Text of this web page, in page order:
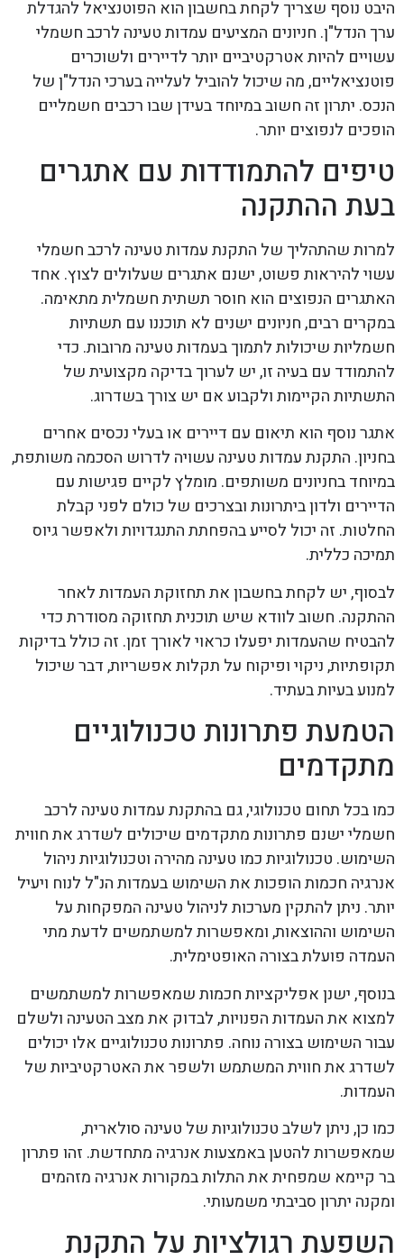
היבט נוסף שצריך לקחת בחשבון הוא הפוטנציאל להגדלת
ערך הנדל"ן. חניונים המציעים עמדות טעינה לרכב חשמלי
עשויים להיות אטרקטיביים יותר לדיירים ולשוכרים
פוטנציאליים, מה שיכול להוביל לעלייה בערכי הנדל"ן של
הנכס. יתרון זה חשוב במיוחד בעידן שבו רכבים חשמליים
הופכים לנפוצים יותר.
טיפים להתמודדות עם אתגרים
בעת ההתקנה
למרות שהתהליך של התקנת עמדות טעינה לרכב חשמלי
עשוי להיראות פשוט, ישנם אתגרים שעלולים לצוץ. אחד
האתגרים הנפוצים הוא חוסר תשתית חשמלית מתאימה.
במקרים רבים, חניונים ישנים לא תוכננו עם תשתיות
חשמליות שיכולות לתמוך בעמדות טעינה מרובות. כדי
להתמודד עם בעיה זו, יש לערוך בדיקה מקצועית של
התשתיות הקיימות ולקבוע אם יש צורך בשדרוג.
אתגר נוסף הוא תיאום עם דיירים או בעלי נכסים אחרים
בחניון. התקנת עמדות טעינה עשויה לדרוש הסכמה משותפת,
במיוחד בחניונים משותפים. מומלץ לקיים פגישות עם
הדיירים ולדון ביתרונות ובצרכים של כולם לפני קבלת
החלטות. זה יכול לסייע בהפחתת התנגדויות ולאפשר גיוס
תמיכה כללית.
לבסוף, יש לקחת בחשבון את תחזוקת העמדות לאחר
ההתקנה. חשוב לוודא שיש תוכנית תחזוקה מסודרת כדי
להבטיח שהעמדות יפעלו כראוי לאורך זמן. זה כולל בדיקות
תקופתיות, ניקוי ופיקוח על תקלות אפשריות, דבר שיכול
למנוע בעיות בעתיד.
הטמעת פתרונות טכנולוגיים
מתקדמים
כמו בכל תחום טכנולוגי, גם בהתקנת עמדות טעינה לרכב
חשמלי ישנם פתרונות מתקדמים שיכולים לשדרג את חווית
השימוש. טכנולוגיות כמו טעינה מהירה וטכנולוגיות ניהול
אנרגיה חכמות הופכות את השימוש בעמדות הנ"ל לנוח ויעיל
יותר. ניתן להתקין מערכות לניהול טעינה המפקחות על
השימוש וההוצאות, ומאפשרות למשתמשים לדעת מתי
העמדה פועלת בצורה האופטימלית.
בנוסף, ישנן אפליקציות חכמות שמאפשרות למשתמשים
למצוא את העמדות הפנויות, לבדוק את מצב הטעינה ולשלם
עבור השימוש בצורה נוחה. פתרונות טכנולוגיים אלו יכולים
לשדרג את חווית המשתמש ולשפר את האטרקטיביות של
העמדות.
כמו כן, ניתן לשלב טכנולוגיות של טעינה סולארית,
שמאפשרות להטען באמצעות אנרגיה מתחדשת. זהו פתרון
בר קיימא שמפחית את התלות במקורות אנרגיה מזהמים
ומקנה יתרון סביבתי משמעותי.
השפעת רגולציות על התקנת